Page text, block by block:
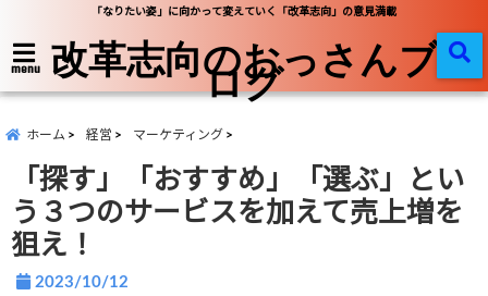
「なりたい姿」に向かって変えていく「改革志向」の意見満載
menu 改革志向のおっさんブ
ログ
ホーム 経営 マーケティング
「探す」「おすすめ」「選ぶ」とい
う３つのサービスを加えて売上増を
狙え！
2023/10/12